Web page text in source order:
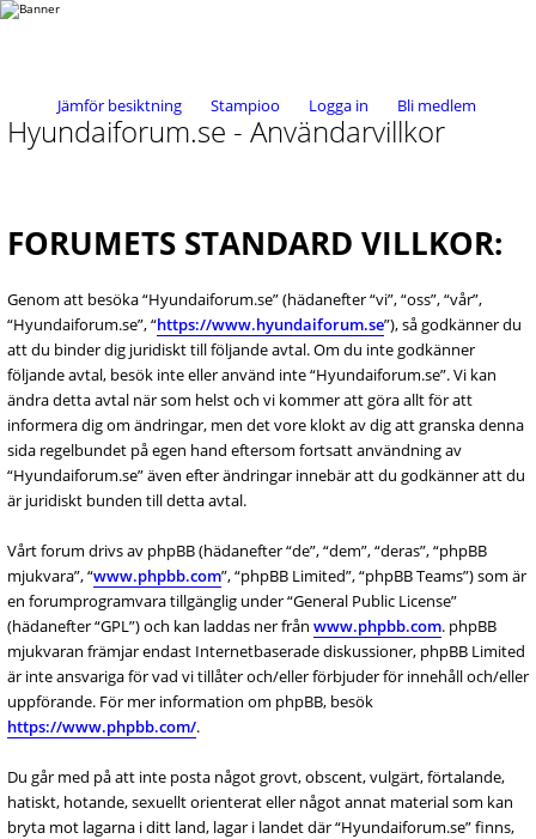
Jämför besiktning Stampioo Logga in Bli medlem
Hyundaiforum.se - Användarvillkor
FORUMETS STANDARD VILLKOR:
Genom att besöka “Hyundaiforum.se” (hädanefter “vi”, “oss”, “vår”,
“Hyundaiforum.se”, “https://www.hyundaiforum.se”), så godkänner du
att du binder dig juridiskt till följande avtal. Om du inte godkänner
följande avtal, besök inte eller använd inte “Hyundaiforum.se”. Vi kan
ändra detta avtal när som helst och vi kommer att göra allt för att
informera dig om ändringar, men det vore klokt av dig att granska denna
sida regelbundet på egen hand eftersom fortsatt användning av
“Hyundaiforum.se” även efter ändringar innebär att du godkänner att du
är juridiskt bunden till detta avtal.
Vårt forum drivs av phpBB (hädanefter “de”, “dem”, “deras”, “phpBB
mjukvara”, “www.phpbb.com”, “phpBB Limited”, “phpBB Teams”) som är
en forumprogramvara tillgänglig under “General Public License”
(hädanefter “GPL”) och kan laddas ner från www.phpbb.com. phpBB
mjukvaran främjar endast Internetbaserade diskussioner, phpBB Limited
är inte ansvariga för vad vi tillåter och/eller förbjuder för innehåll och/eller
uppförande. För mer information om phpBB, besök
https://www.phpbb.com/.
Du går med på att inte posta något grovt, obscent, vulgärt, förtalande,
hatiskt, hotande, sexuellt orienterat eller något annat material som kan
bryta mot lagarna i ditt land, lagar i landet där “Hyundaiforum.se” finns,